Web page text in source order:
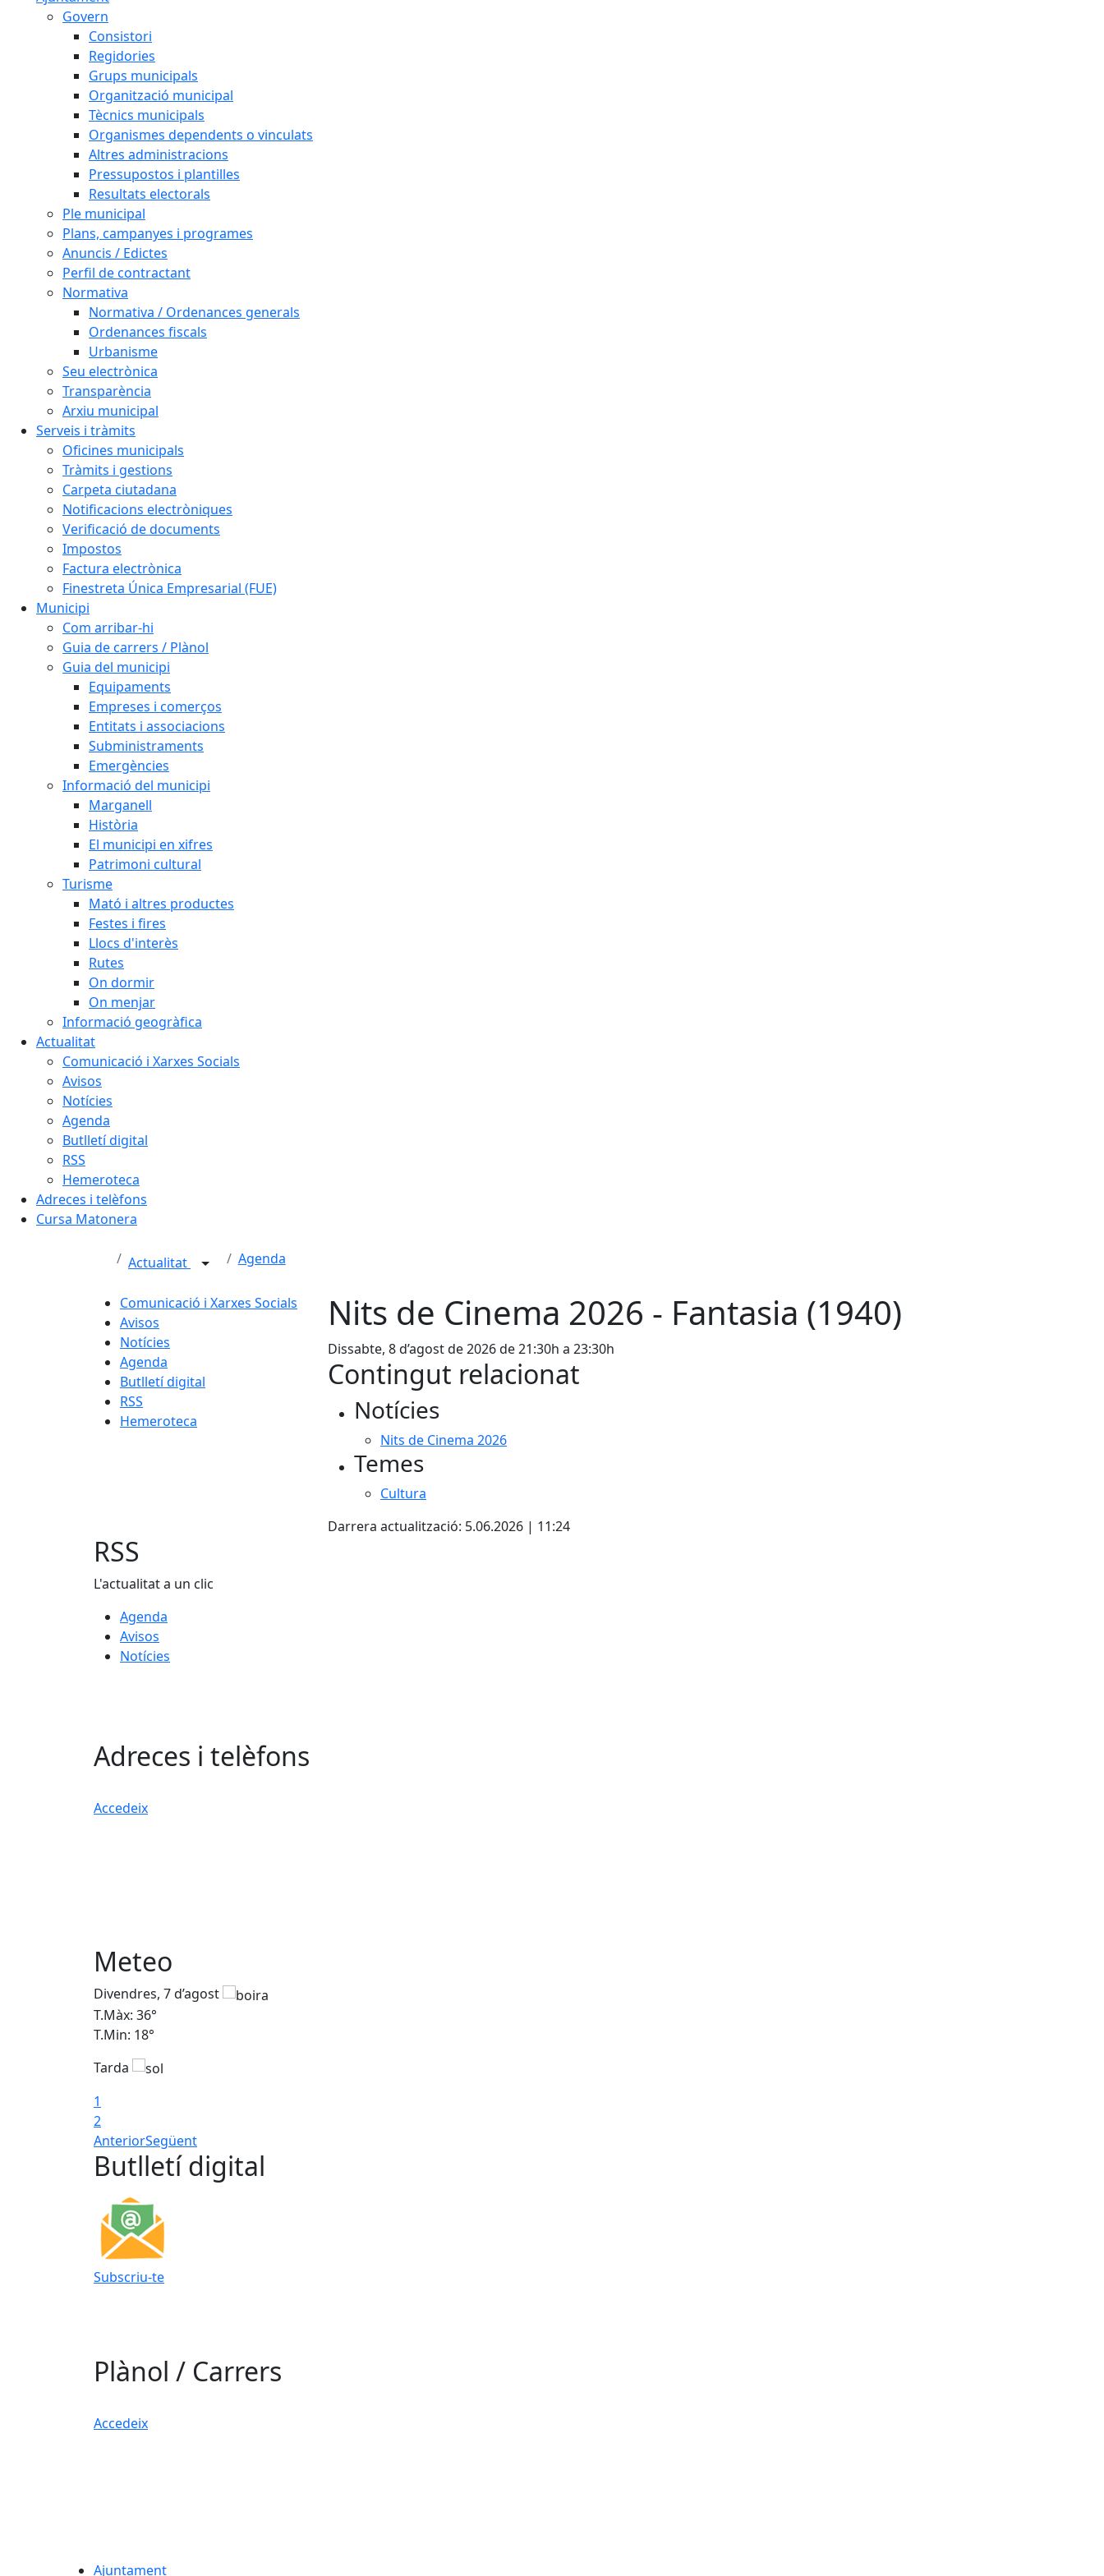
Govern
Consistori
Regidories
Grups municipals
Organització municipal
Tècnics municipals
Organismes dependents o vinculats
Altres administracions
Pressupostos i plantilles
Resultats electorals
Ple municipal
Plans, campanyes i programes
Anuncis / Edictes
Perfil de contractant
Normativa
Normativa / Ordenances generals
Ordenances fiscals
Urbanisme
Seu electrònica
Transparència
Arxiu municipal
Serveis i tràmits
Oficines municipals
Tràmits i gestions
Carpeta ciutadana
Notificacions electròniques
Verificació de documents
Impostos
Factura electrònica
Finestreta Única Empresarial (FUE)
Municipi
Com arribar-hi
Guia de carrers / Plànol
Guia del municipi
Equipaments
Empreses i comerços
Entitats i associacions
Subministraments
Emergències
Informació del municipi
Marganell
Història
El municipi en xifres
Patrimoni cultural
Turisme
Mató i altres productes
Festes i fires
Llocs d'interès
Rutes
On dormir
On menjar
Informació geogràfica
Actualitat
Comunicació i Xarxes Socials
Avisos
Notícies
Agenda
Butlletí digital
RSS
Hemeroteca
Adreces i telèfons
Cursa Matonera
Actualitat Agenda
Comunicació i Xarxes Socials
Avisos
Notícies
Agenda
Butlletí digital
RSS
Hemeroteca
Nits de Cinema 2026 - Fantasia (1940)
Dissabte, 8 d’agost de 2026 de 21:30h a 23:30h
Contingut relacionat
Notícies
Nits de Cinema 2026
Temes
Cultura
Darrera actualització: 5.06.2026 | 11:24
RSS
L'actualitat a un clic
Agenda
Avisos
Notícies
Adreces i telèfons
Accedeix
Meteo
Divendres, 7 d’agost
T.Màx: 36°
T.Min: 18°
Tarda
1
2
AnteriorSegüent
Butlletí digital
Subscriu-te
Plànol / Carrers
Accedeix
Ajuntament